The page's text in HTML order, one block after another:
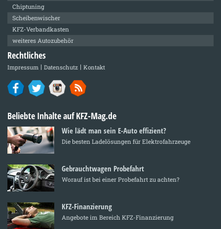
Chiptuning
Scheibenwischer
KFZ-Verbandkasten
weiteres Autozubehör
Rechtliches
Impressum Datenschutz Kontakt
Beliebte Inhalte auf KFZ-Mag.de
Wie lädt man sein E-Auto effizient?
Die besten Ladelösungen für Elektrofahrzeuge
Gebrauchtwagen Probefahrt
Worauf ist bei einer Probefahrt zu achten?
KFZ-Finanzierung
Angebote im Bereich KFZ-Finanzierung